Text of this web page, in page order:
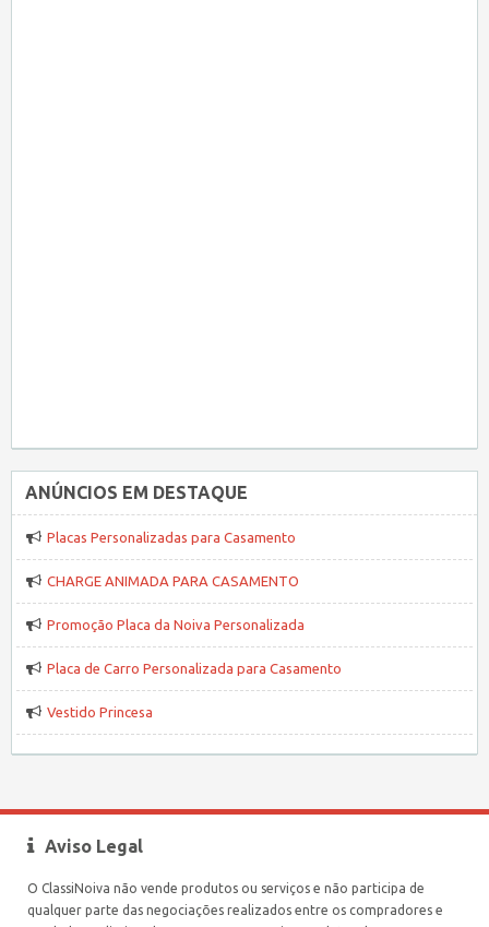
ANÚNCIOS EM DESTAQUE
Placas Personalizadas para Casamento
CHARGE ANIMADA PARA CASAMENTO
Promoção Placa da Noiva Personalizada
Placa de Carro Personalizada para Casamento
Vestido Princesa
Aviso Legal
O ClassiNoiva não vende produtos ou serviços e não participa de
qualquer parte das negociações realizados entre os compradores e